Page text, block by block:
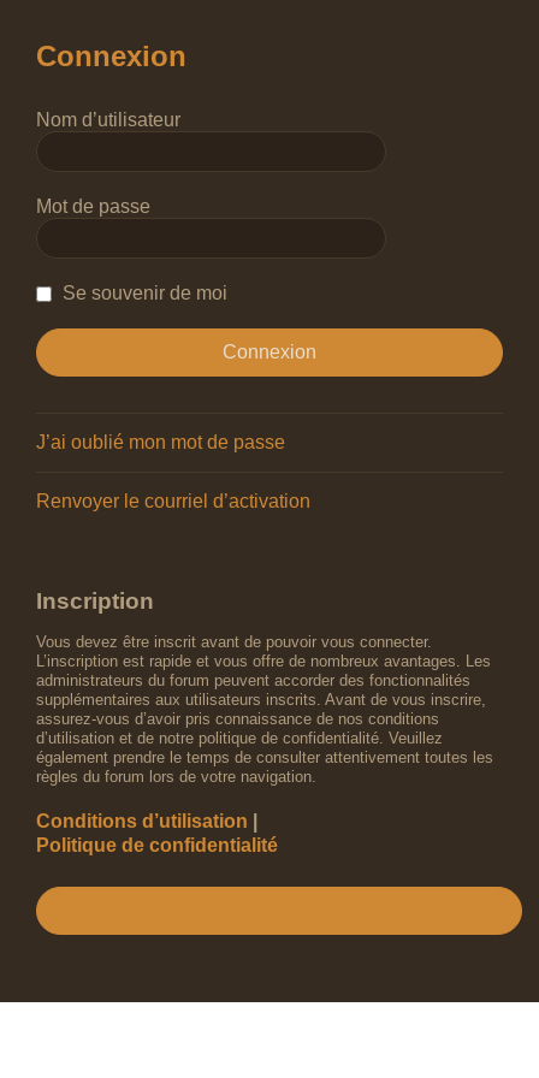
Connexion
Nom d’utilisateur
Mot de passe
Se souvenir de moi
J’ai oublié mon mot de passe
Renvoyer le courriel d’activation
Inscription
Vous devez être inscrit avant de pouvoir vous connecter.
L’inscription est rapide et vous offre de nombreux avantages. Les
administrateurs du forum peuvent accorder des fonctionnalités
supplémentaires aux utilisateurs inscrits. Avant de vous inscrire,
assurez-vous d’avoir pris connaissance de nos conditions
d’utilisation et de notre politique de confidentialité. Veuillez
également prendre le temps de consulter attentivement toutes les
règles du forum lors de votre navigation.
Conditions d’utilisation
Politique de confidentialité